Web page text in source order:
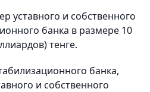
уставного и собственного
банка в размере 10
тенге.
банка,
и собственного